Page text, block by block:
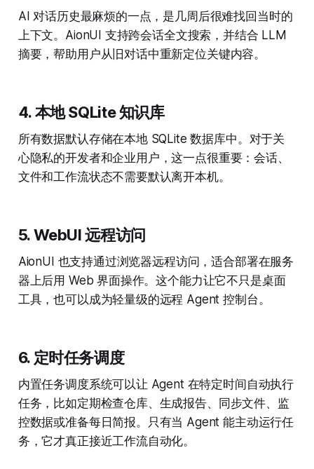
AI 对话历史最麻烦的一点，是几周后很难找回当时的
上下文。AionUI 支持跨会话全文搜索，并结合 LLM
摘要，帮助用户从旧对话中重新定位关键内容。
4. 本地 SQLite 知识库
所有数据默认存储在本地 SQLite 数据库中。对于关
心隐私的开发者和企业用户，这一点很重要：会话、
文件和工作流状态不需要默认离开本机。
5. WebUI 远程访问
AionUI 也支持通过浏览器远程访问，适合部署在服务
器上后用 Web 界面操作。这个能力让它不只是桌面
工具，也可以成为轻量级的远程 Agent 控制台。
6. 定时任务调度
内置任务调度系统可以让 Agent 在特定时间自动执行
任务，比如定期检查仓库、生成报告、同步文件、监
控数据或准备每日简报。只有当 Agent 能主动运行任
务，它才真正接近工作流自动化。